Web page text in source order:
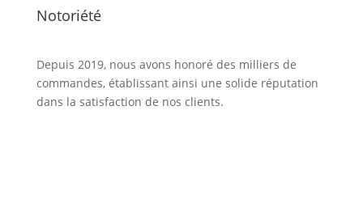
Notoriété
Depuis 2019, nous avons honoré des milliers de
commandes, établissant ainsi une solide réputation
dans la satisfaction de nos clients.